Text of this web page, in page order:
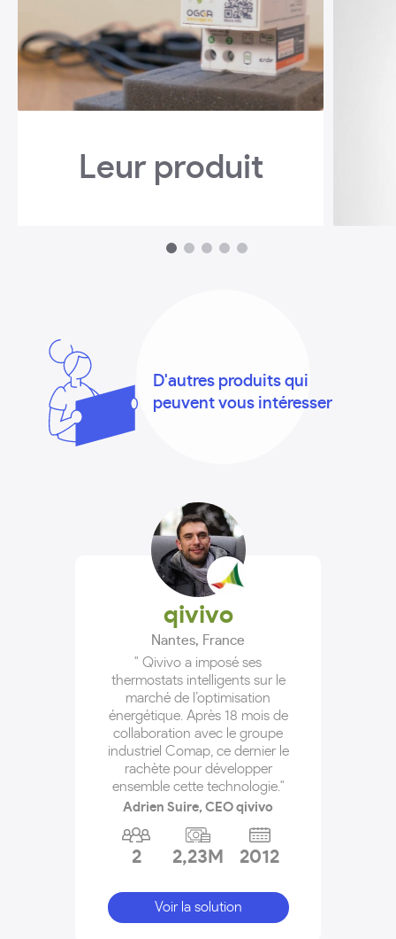
Leur produit
1 2 3 4 5
D'autres produits qui
peuvent vous intéresser
qivivo
Nantes, France
" Qivivo a imposé ses
thermostats intelligents sur le
marché de l’optimisation
énergétique. Après 18 mois de
collaboration avec le groupe
industriel Comap, ce dernier le
rachète pour développer
ensemble cette technologie."
Adrien Suire, CEO qivivo
2 2,23M 2012
Voir la solution